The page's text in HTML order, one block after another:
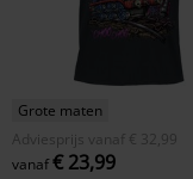
Grote maten
Adviesprijs
vanaf € 32,99
vanaf€ 23,99